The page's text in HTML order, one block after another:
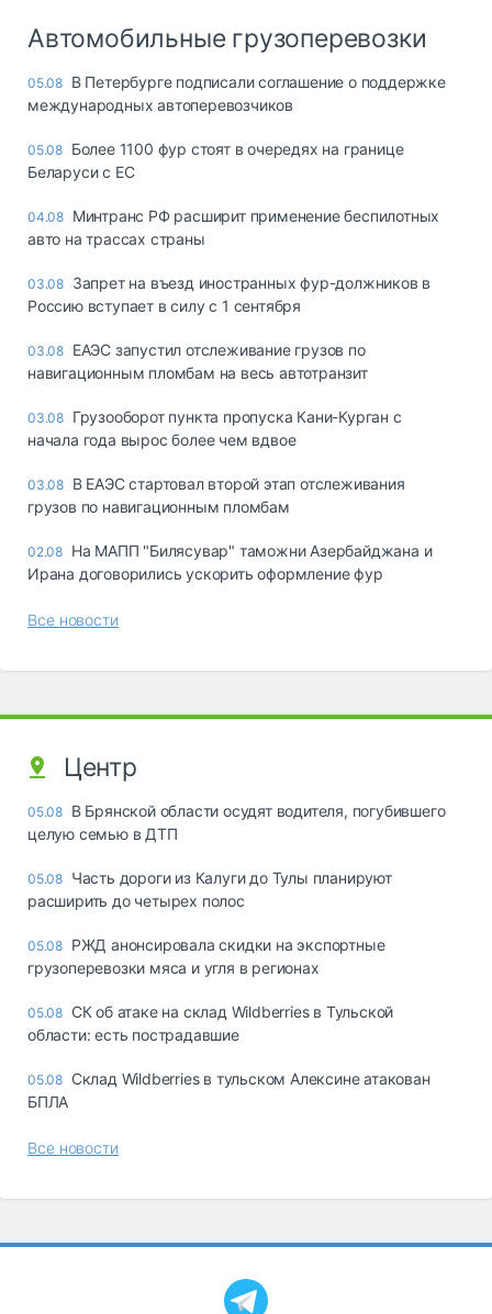
Автомобильные грузоперевозки
05.08 В Петербурге подписали соглашение о поддержке
международных автоперевозчиков
05.08 Более 1100 фур стоят в очередях на границе
Беларуси с ЕС
04.08 Минтранс РФ расширит применение беспилотных
авто на трассах страны
03.08 Запрет на въезд иностранных фур-должников в
Россию вступает в силу с 1 сентября
03.08 ЕАЭС запустил отслеживание грузов по
навигационным пломбам на весь автотранзит
03.08 Грузооборот пункта пропуска Кани-Курган с
начала года вырос более чем вдвое
03.08 В ЕАЭС стартовал второй этап отслеживания
грузов по навигационным пломбам
02.08 На МАПП "Билясувар" таможни Азербайджана и
Ирана договорились ускорить оформление фур
Все новости
Центр
05.08 В Брянской области осудят водителя, погубившего
целую семью в ДТП
05.08 Часть дороги из Калуги до Тулы планируют
расширить до четырех полос
05.08 РЖД анонсировала скидки на экспортные
грузоперевозки мяса и угля в регионах
05.08 СК об атаке на склад Wildberries в Тульской
области: есть пострадавшие
05.08 Склад Wildberries в тульском Алексине атакован
БПЛА
Все новости